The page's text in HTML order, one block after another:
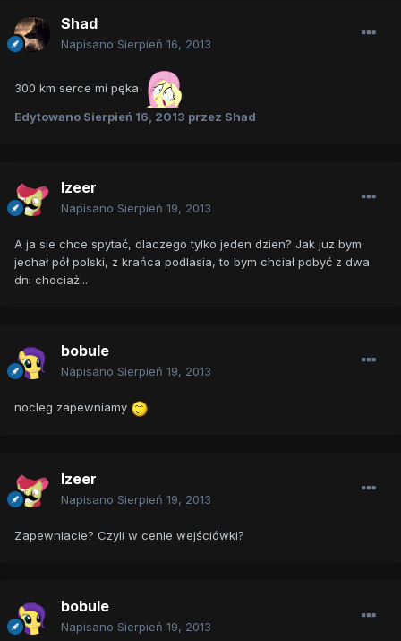
Shad
Napisano Sierpień 16, 2013
300 km serce mi pęka
Edytowano Sierpień 16, 2013 przez Shad
Izeer
Napisano Sierpień 19, 2013
A ja sie chce spytać, dlaczego tylko jeden dzien? Jak juz bym
jechał pół polski, z krańca podlasia, to bym chciał pobyć z dwa
dni chociaż...
bobule
Napisano Sierpień 19, 2013
nocleg zapewniamy
Izeer
Napisano Sierpień 19, 2013
Zapewniacie? Czyli w cenie wejściówki?
bobule
Napisano Sierpień 19, 2013